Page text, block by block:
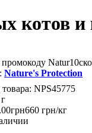
котов
Natur10
Nature's Protection
NPS45775
.00грн660 грн/кг